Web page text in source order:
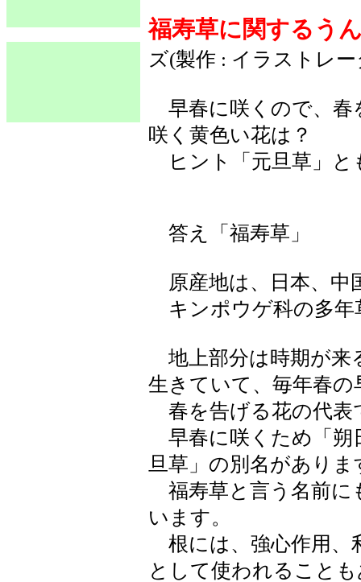
福寿草に関するう
ズ(製作 : イラストレ
早春に咲くので、春
咲く黄色い花は？
ヒント「元旦草」と
答え「福寿草」
原産地は、日本、中
キンポウゲ科の多年
地上部分は時期が来
生きていて、毎年春
春を告げる花の代表
早春に咲くため「朔
旦草」の別名がありま
福寿草と言う名前に
います。
根には、強心作用、
として使われること